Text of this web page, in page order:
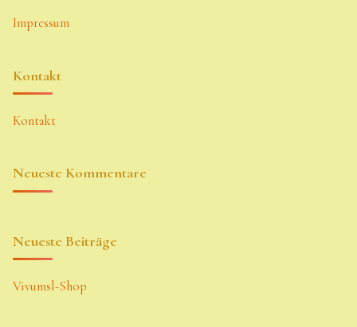
Impressum
Kontakt
Kontakt
Neueste Kommentare
Neueste Beiträge
Vivumsl-Shop